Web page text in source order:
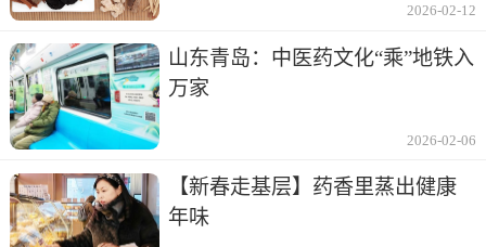
2026-02-12
山东青岛：中医药文化“乘”地铁入
万家
2026-02-06
【新春走基层】药香里蒸出健康
年味